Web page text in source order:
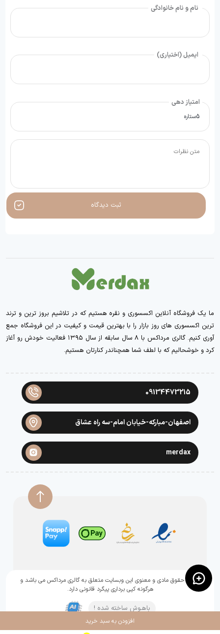
نام و نام خانوادگی
ایمیل (اختیاری)
امتیاز دهی
ثبت دیدگاه
ما یک فروشگاه آنلاین اکسسوری و نقره هستیم که در تلاشیم بروز ترین و ترند
ترین اکسسوری های روز بازار را با بهترین قیمت و کیفیت در این فروشگاه جمع
آوری کنیم. گالری مرداکس با ۸ سال سابقه از سال ۱۳۹۵ فعالیت خودش رو آغاز
کرد و خوشحالیم که با لطف شما همچناندر کنارتان هستیم.
09134473215
اصفهان-مبارکه-خیابان امام-سه راه عشاق
merdax
تمامی حقوق مادی و معنوی این وبسایت متعلق به گالری مرداکس می باشد و
هرگونه کپی برداری پیگرد قانونی دارد.
باهـوش ساخته شده !
افزودن به سبد خرید